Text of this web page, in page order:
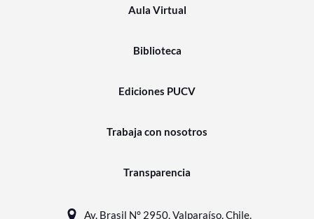
Aula Virtual
Biblioteca
Ediciones PUCV
Trabaja con nosotros
Transparencia
Av. Brasil N° 2950, Valparaíso, Chile.